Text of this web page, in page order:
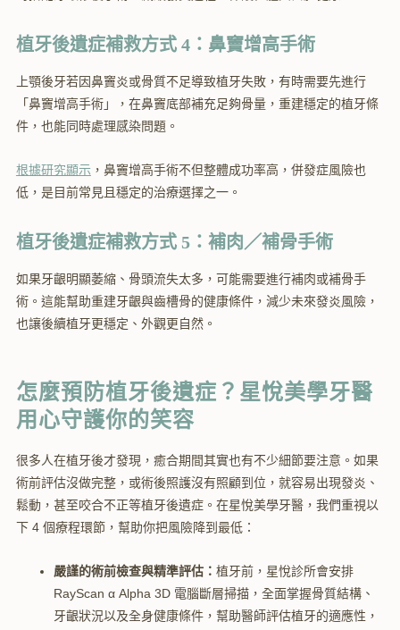
植牙後遺症補救方式 4：鼻竇增高手術
上顎後牙若因鼻竇炎或骨質不足導致植牙失敗，有時需要先進行
「鼻竇增高手術」，在鼻竇底部補充足夠骨量，重建穩定的植牙條
件，也能同時處理感染問題。
根據研究顯示，鼻竇增高手術不但整體成功率高，併發症風險也
低，是目前常見且穩定的治療選擇之一。
植牙後遺症補救方式 5：補肉／補骨手術
如果牙齦明顯萎縮、骨頭流失太多，可能需要進行補肉或補骨手
術。這能幫助重建牙齦與齒槽骨的健康條件，減少未來發炎風險，
也讓後續植牙更穩定、外觀更自然。
怎麼預防植牙後遺症？星悅美學牙醫
用心守護你的笑容
很多人在植牙後才發現，癒合期間其實也有不少細節要注意。如果
術前評估沒做完整，或術後照護沒有照顧到位，就容易出現發炎、
鬆動，甚至咬合不正等植牙後遺症。在星悅美學牙醫，我們重視以
下 4 個療程環節，幫助你把風險降到最低：
嚴謹的術前檢查與精準評估： 植牙前，星悅診所會安排
RayScan α Alpha 3D 電腦斷層掃描，全面掌握骨質結構、
牙齦狀況以及全身健康條件，幫助醫師評估植牙的適應性，